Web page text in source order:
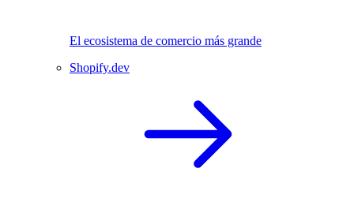
El ecosistema de comercio más grande
Shopify.dev